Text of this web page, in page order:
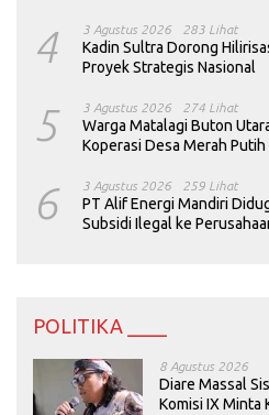
4 3 Agustus 2026 283 Lihat
Kadin Sultra Dorong
Proyek Strategis Nasional
5 3 Agustus 2026 274 Lihat
Warga Matalagi Buton
Koperasi Desa Merah Putih
6 3 Agustus 2026 259 Lihat
PT Alif Energi Mandiri
Subsidi Ilegal ke
POLITIKA ____
8 Agustus 2026
Diare Massal
Komisi IX Minta